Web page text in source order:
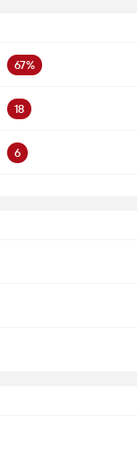
67%
18
6